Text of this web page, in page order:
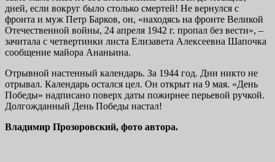
дней, если вокруг было столько смертей! Не вернулся с
фронта и муж Петр Барков, он, «находясь на фронте Великой
Отечественной войны, 24 апреля 1942 г. пропал без вести», –
зачитала с четвертинки листа Елизавета Алексеевна Шапочка
сообщение майора Ананьина.
Отрывной настенный календарь. За 1944 год. Дни никто не
отрывал. Календарь остался цел. Он открыт на 9 мая. «День
Победы» надписано поверх даты пожирнее перьевой ручкой.
Долгожданный День Победы настал!
Владимир Прозоровский, фото автора.